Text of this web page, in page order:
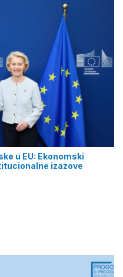
u EU: Ekonomski
izazove